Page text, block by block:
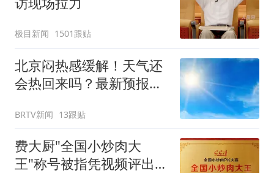
极目新闻 1501跟贴
北京闷热感缓解！天气还
会热回来吗？最新预报
BRTV新闻 13跟贴
费大厨"全国小炒肉大
王"称号被指凭视频评出